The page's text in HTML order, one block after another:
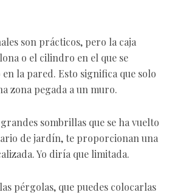
son prácticos, pero la caja
o el cilindro en el que se
la pared. Esto significa que solo
zona pegada a un muro.
sombrillas que se ha vuelto
de jardín, te proporcionan una
Yo diría que limitada.
pérgolas, que puedes colocarlas